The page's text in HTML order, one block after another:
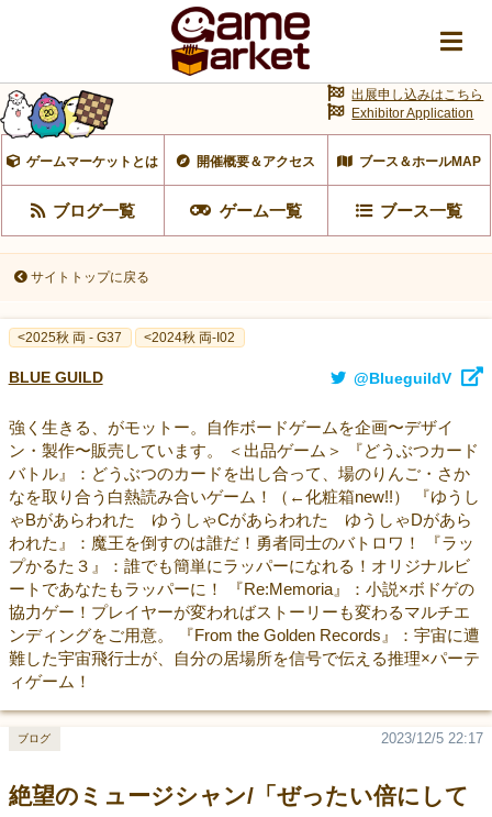
ゲームマーケットとは 開催概要＆アクセス ブース＆ホールMAP
ブログ一覧 ゲーム一覧 ブース一覧
出展申し込みはこちら
Exhibitor Application
サイトトップに戻る
<2025秋 両 - G37 <2024秋 両-I02
BLUE GUILD @BlueguildV
強く生きる、がモットー。自作ボードゲームを企画〜デザイ
ン・製作〜販売しています。 ＜出品ゲーム＞ 『どうぶつカード
バトル』：どうぶつのカードを出し合って、場のりんご・さか
なを取り合う白熱読み合いゲーム！（←化粧箱new!!） 『ゆうし
ゃBがあらわれた ゆうしゃCがあらわれた ゆうしゃDがあら
われた』：魔王を倒すのは誰だ！勇者同士のバトロワ！ 『ラッ
プかるた３』：誰でも簡単にラッパーになれる！オリジナルビ
ートであなたもラッパーに！ 『Re:Memoria』：小説×ボドゲの
協力ゲー！プレイヤーが変わればストーリーも変わるマルチエ
ンディングをご用意。 『From the Golden Records』：宇宙に遭
難した宇宙飛行士が、自分の居場所を信号で伝える推理×パーテ
ィゲーム！
絶望のミュージシャン/「ぜったい倍にして
2023/12/5 22:17
ブログ